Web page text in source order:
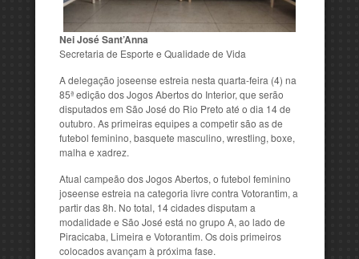
Nei José Sant’Anna
Secretaria de Esporte e Qualidade de Vida
A delegação joseense estreia nesta quarta-feira (4) na
85ª edição dos Jogos Abertos do Interior, que serão
disputados em São José do Rio Preto até o dia 14 de
outubro. As primeiras equipes a competir são as de
futebol feminino, basquete masculino, wrestling, boxe,
malha e xadrez.
Atual campeão dos Jogos Abertos, o futebol feminino
joseense estreia na categoria livre contra Votorantim, a
partir das 8h. No total, 14 cidades disputam a
modalidade e São José está no grupo A, ao lado de
Piracicaba, Limeira e Votorantim. Os dois primeiros
colocados avançam à próxima fase.